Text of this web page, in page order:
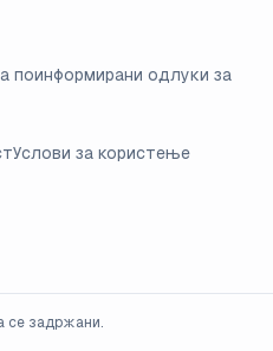
поинформирани одлуки за
Услови за користење
се задржани.